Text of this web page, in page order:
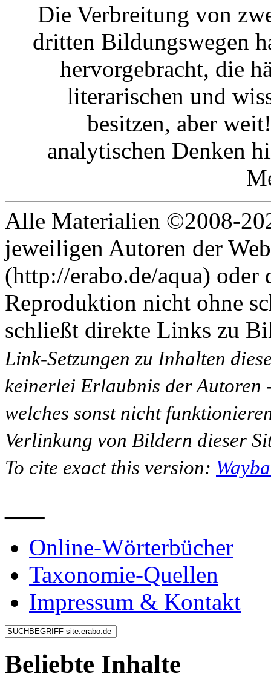
Die Verbreitung von
dritten Bildungswegen
hervorgebracht, die
literarischen und
besitzen, aber
analytischen Denken
Alle Materialien ©2008-
jeweiligen Autoren der
(http://erabo.de/aqua) oder
Reproduktion nicht ohne
schließt direkte Links zu
Link-Setzungen zu Inhalten
keinerlei Erlaubnis der Autoren
welches sonst nicht
Verlinkung von Bildern dieser
To cite exact this version:
Online-Wörterbücher
Taxonomie-Quellen
Impressum & Kontakt
Beliebte Inhalte